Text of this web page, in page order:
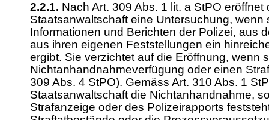
2.2.1. Nach Art. 309 Abs. 1 lit. a StPO eröffnet
Staatsanwaltschaft eine Untersuchung, wenn
Informationen und Berichten der Polizei, aus
aus ihren eigenen Feststellungen ein
ergibt. Sie verzichtet auf die Eröffnung, wenn
Nichtanhandnahmeverfügung oder einen
309 Abs. 4 StPO). Gemäss Art. 310 Abs. 1
Staatsanwaltschaft die Nichtanhandnahme,
Strafanzeige oder des Polizeirapports